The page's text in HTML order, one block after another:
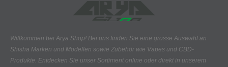
Willkommen bei Arya Shop! Bei uns finden Sie eine grosse Auswahl an
Shisha Marken und Modellen sowie Zubehör wie Vapes und CBD-
Produkte. Entdecken Sie unser Sortiment online oder direkt in unserem